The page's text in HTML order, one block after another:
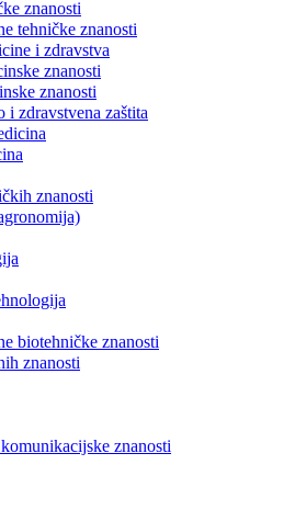
znanosti
tehničke znanosti
i zdravstva
znanosti
znanosti
zdravstvena zaštita
znanosti
biotehničke znanosti
znanosti
znanosti